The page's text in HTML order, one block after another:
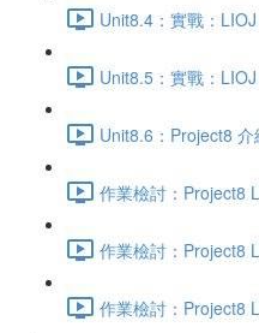
Unit8.4：實戰：
Unit8.5：實戰：
Unit8.6：Project8
作業檢討：Project8
作業檢討：Project8
作業檢討：Project8